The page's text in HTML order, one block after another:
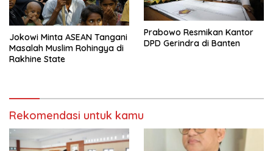
Jokowi Minta ASEAN Tangani
Masalah Muslim Rohingya di
Rakhine State
Prabowo Resmikan Kantor
DPD Gerindra di Banten
Rekomendasi untuk kamu